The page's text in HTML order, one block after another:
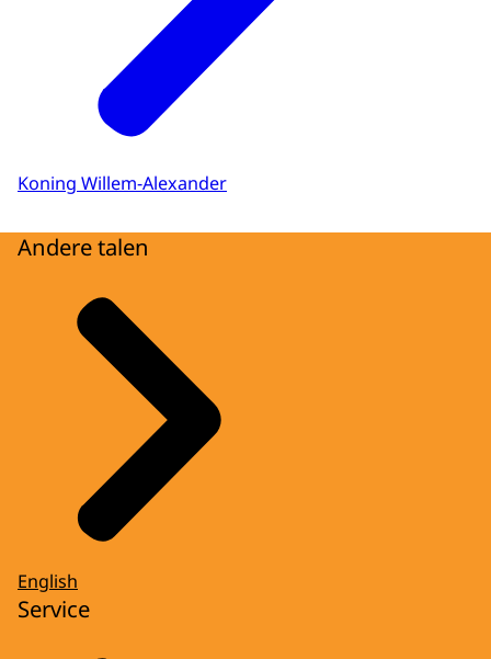
Koning Willem-Alexander
Andere talen
English
Service